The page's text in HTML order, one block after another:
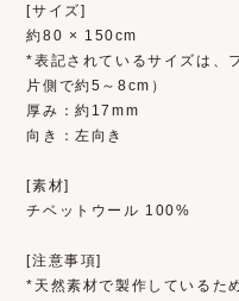
[サイズ]
約80 × 150cm
*表記されているサイズは、
片側で約5～8cm）
厚み：約17mm
向き：左向き
[素材]
チベットウール 100%
[注意事項]
*天然素材で製作しているた